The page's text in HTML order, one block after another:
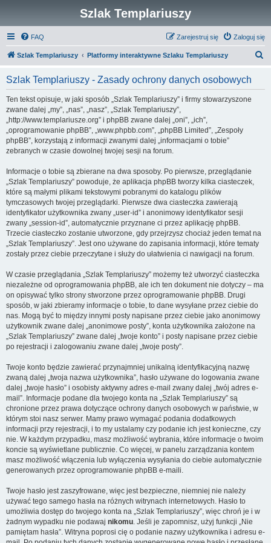
Szlak Templariuszy
FAQ Zaloguj się
Zarejestruj się
Szlak Templariuszy Platformy interaktywne Szlaku Templariuszy
Szlak Templariuszy - Zasady ochrony danych osobowych
Ten tekst opisuje, w jaki sposób „Szlak Templariuszy” i firmy stowarzyszone
zwane dalej „my”, „nas”, „nasz”, „Szlak Templariuszy”,
„http://www.templariusze.org” i phpBB zwane dalej „oni”, „ich”,
„oprogramowanie phpBB”, „www.phpbb.com”, „phpBB Limited”, „Zespoły
phpBB”, korzystają z informacji zwanymi dalej „informacjami o tobie”
zebranych w czasie dowolnej twojej sesji na forum.
Informacje o tobie są zbierane na dwa sposoby. Po pierwsze, przeglądanie
„Szlak Templariuszy” powoduje, że aplikacja phpBB tworzy kilka ciasteczek,
które są małymi plikami tekstowymi pobranymi do katalogu plików
tymczasowych twojej przeglądarki. Pierwsze dwa ciasteczka zawierają
identyfikator użytkownika zwany „user-id” i anonimowy identyfikator sesji
zwany „session-id”, automatycznie przyznane ci przez aplikację phpBB.
Trzecie ciasteczko zostanie utworzone, gdy przejrzysz chociaż jeden temat na
„Szlak Templariuszy”. Jest ono używane do zapisania informacji, które tematy
zostały przez ciebie przeczytane i służy do ułatwienia ci nawigacji na forum.
W czasie przeglądania „Szlak Templariuszy” możemy też utworzyć ciasteczka
niezależne od oprogramowania phpBB, ale ich ten dokument nie dotyczy – ma
on opisywać tylko strony stworzone przez oprogramowanie phpBB. Drugi
sposób, w jaki zbieramy informacje o tobie, to dane wysyłane przez ciebie do
nas. Mogą być to między innymi posty napisane przez ciebie jako anonimowy
użytkownik zwane dalej „anonimowe posty”, konta użytkownika założone na
„Szlak Templariuszy” zwane dalej „twoje konto” i posty napisane przez ciebie
po rejestracji i zalogowaniu zwane dalej „twoje posty”.
Twoje konto będzie zawierać przynajmniej unikalną identyfikacyjną nazwę
zwaną dalej „twoja nazwa użytkownika”, hasło używane do logowania zwane
dalej „twoje hasło” i osobisty aktywny adres e-mail zwany dalej „twój adres e-
mail”. Informacje podane dla twojego konta na „Szlak Templariuszy” są
chronione przez prawa dotyczące ochrony danych osobowych w państwie, w
którym stoi nasz serwer. Mamy prawo wymagać podania dodatkowych
informacji przy rejestracji, i to my ustalamy czy podanie ich jest konieczne, czy
nie. W każdym przypadku, masz możliwość wybrania, które informacje o twoim
koncie są wyświetlane publicznie. Co więcej, w panelu zarządzania kontem
masz możliwość włączenia lub wyłączenia wysyłania do ciebie automatycznie
generowanych przez oprogramowanie phpBB e-maili.
Twoje hasło jest zaszyfrowane, więc jest bezpieczne, niemniej nie należy
używać tego samego hasła na różnych witrynach internetowych. Hasło to
umożliwia dostęp do twojego konta na „Szlak Templariuszy”, więc chroń je i w
żadnym wypadku nie podawaj nikomu. Jeśli je zapomnisz, użyj funkcji „Nie
pamiętam hasła”. Witryna poprosi cię o podanie nazwy użytkownika i adresu e-